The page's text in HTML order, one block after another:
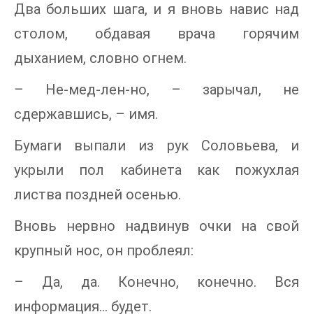
Два больших шага, и я вновь навис над
столом, обдавая врача горячим
дыханием, словно огнем.
– Не-мед-лен-но, – зарычал, не
сдержавшись, – имя.
Бумаги выпали из рук Соловьева, и
укрыли пол кабинета как пожухлая
листва поздней осенью.
Вновь нервно надвинув очки на свой
крупный нос, он проблеял:
– Да, да. Конечно, конечно. Вся
информация… будет.